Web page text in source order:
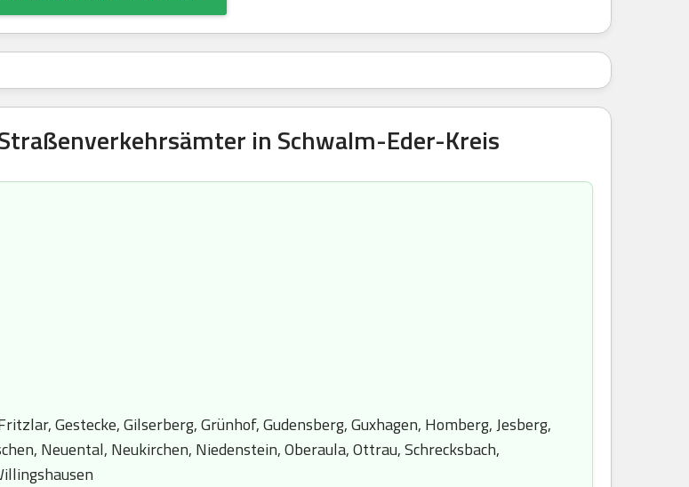
in Schwalm-Eder-Kreis
Gestecke, Gilserberg, Grünhof, Gudensberg, Guxhagen, Homberg, Jesberg,
Neuental, Neukirchen, Niedenstein, Oberaula, Ottrau, Schrecksbach,